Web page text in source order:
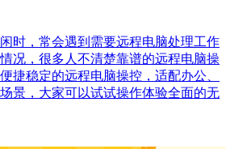
时，常会遇到需要远程电脑处理工作
况，很多人不清楚靠谱的远程电脑操
捷稳定的远程电脑操控，适配办公、
景，大家可以试试操作体验全面的无